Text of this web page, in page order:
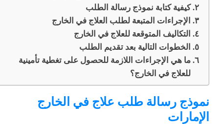
كيفية كتابة نموذج رسالة الطلب
الإجراءات المتبعة لطلب العلاج في الخارج
التكاليف المتوقعة للعلاج في الخارج
الخطوات التالية بعد تقديم الطلب
ما هي الإجراءات اللازمة للحصول على تغطية تأمينية
للعلاج في الخارج؟
نموذج رسالة طلب علاج في الخارج
الإمارات